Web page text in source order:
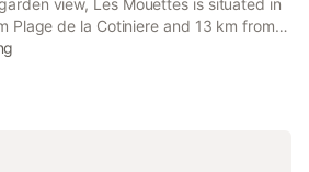
view, Les Mouettes is situated in
Plage de la Cotiniere and 13 km from
offers access to a terrace, free